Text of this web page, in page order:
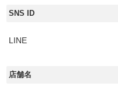
SNS ID
LINE
店舗名